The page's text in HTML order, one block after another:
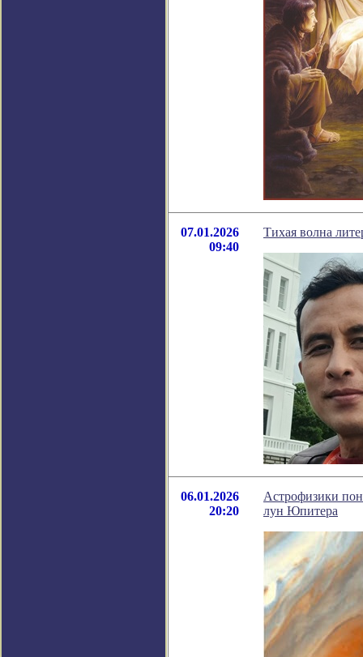
07.01.2026
09:40
Тихая волна
06.01.2026
20:20
Астрофизики
лун Юпитера